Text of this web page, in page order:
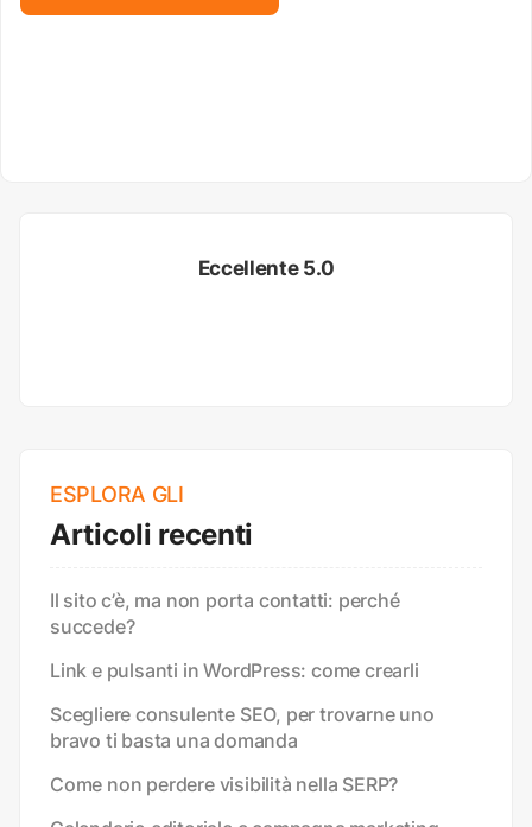
Eccellente 5.0
ESPLORA GLI
Articoli recenti
Il sito c’è, ma non porta contatti: perché
succede?
Link e pulsanti in WordPress: come crearli
Scegliere consulente SEO, per trovarne uno
bravo ti basta una domanda
Come non perdere visibilità nella SERP?